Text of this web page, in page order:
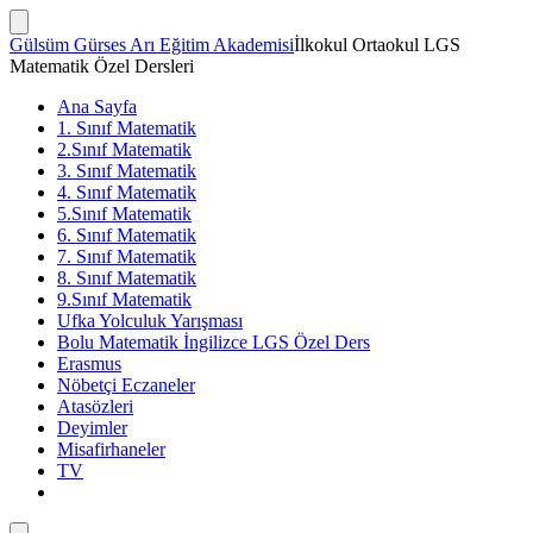
İçeriğe
atla
Arama
Çubuğunu
Göster/Gizle
Gülsüm Gürses Arı Eğitim Akademisiİlkokul Ortaokul LGS
Matematik Özel Dersleri
Ana Sayfa
1. Sınıf Matematik
2.Sınıf Matematik
3. Sınıf Matematik
4. Sınıf Matematik
5.Sınıf Matematik
6. Sınıf Matematik
7. Sınıf Matematik
8. Sınıf Matematik
9.Sınıf Matematik
Ufka Yolculuk Yarışması
Bolu Matematik İngilizce LGS Özel Ders
Erasmus
Nöbetçi Eczaneler
Atasözleri
Deyimler
Misafirhaneler
TV